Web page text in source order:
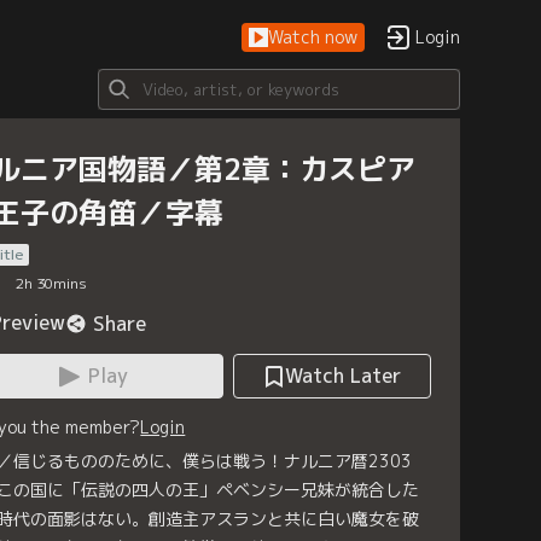
Watch now Login
ニア国物語／第2章：カスピア
子の角笛／字幕
2h 30mins
Share
Play
Watch Later
the member?Login
信じるもののために、僕らは戦う！ナルニア暦2303
の国に「伝説の四人の王」ペベンシー兄妹が統合した
代の面影はない。創造主アスランと共に白い魔女を破